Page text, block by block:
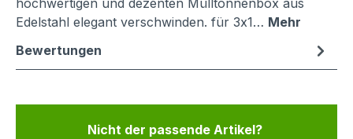
hochwertigen und dezenten Mülltonnenbox aus
Edelstahl elegant verschwinden. für 3x1… Mehr
Bewertungen
Nicht der passende Artikel?